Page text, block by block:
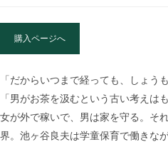
購入ページへ
「だからいつまで経っても、しょう
「男がお茶を汲むという古い考えは
女が外で稼いで、男は家を守る。そ
界。池ヶ谷良夫は学童保育で働きな